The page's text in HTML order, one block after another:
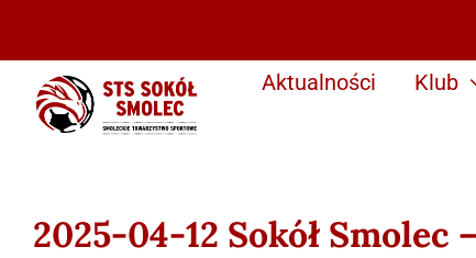
zawartości
Aktualności Klub
2025-04-12 Sokół Smolec